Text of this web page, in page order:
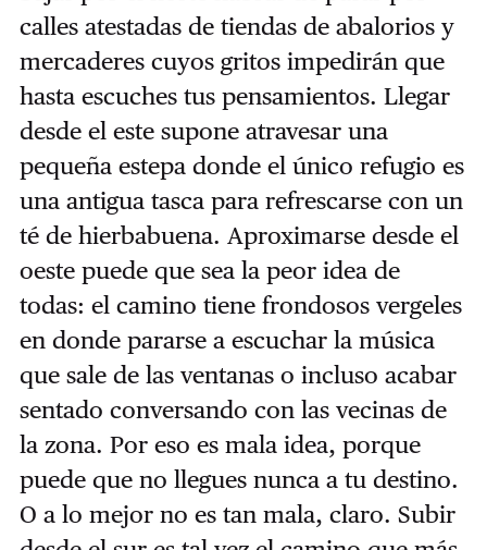
calles atestadas de tiendas de abalorios y
mercaderes cuyos gritos impedirán que
hasta escuches tus pensamientos. Llegar
desde el este supone atravesar una
pequeña estepa donde el único refugio es
una antigua tasca para refrescarse con un
té de hierbabuena. Aproximarse desde el
oeste puede que sea la peor idea de
todas: el camino tiene frondosos vergeles
en donde pararse a escuchar la música
que sale de las ventanas o incluso acabar
sentado conversando con las vecinas de
la zona. Por eso es mala idea, porque
puede que no llegues nunca a tu destino.
O a lo mejor no es tan mala, claro. Subir